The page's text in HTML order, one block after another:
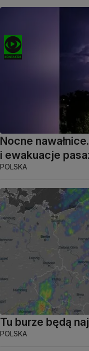
Nocne
i ewakuacje
POLSKA
Tu burze będą
POLSKA